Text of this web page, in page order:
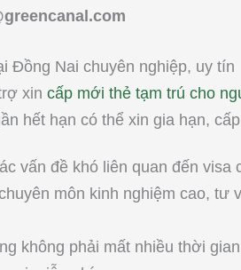
Đồng Nai chuyên nghiệp, uy tín
xin cấp mới thẻ tạm trú cho
hết hạn có thể xin gia hạn,
vấn đề khó liên quan đến
môn kinh nghiệm cao, tư
không phải mất nhiều thời